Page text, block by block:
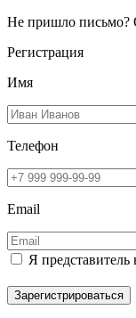
Не пришло письмо?
Регистрация
Имя
Телефон
Email
Я
Зарегистрироваться